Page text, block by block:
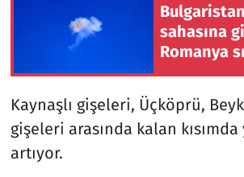
sahasına
Romanya
Kaynaşlı gişeleri, Üçköprü,
gişeleri arasında kalan
artıyor.